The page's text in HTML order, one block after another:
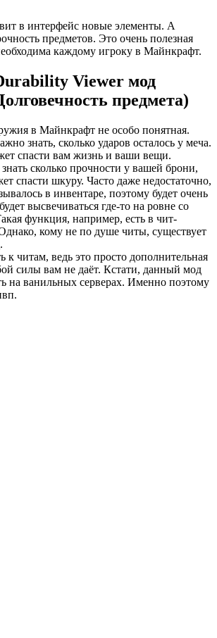
в интерфейс новые элементы. А
предметов. Это очень полезная
каждому игроку в Майнкрафт.
Viewer мод
предмета)
в Майнкрафт не особо понятная.
знать, сколько ударов осталось у меча.
спасти вам жизнь и ваши вещи.
сколько прочности у вашей брони,
спасти шкуру. Часто даже недостаточно,
в инвентаре, поэтому будет очень
высвечиваться где-то на ровне со
функция, например, есть в чит-
кому не по душе читы, существует
к читам, ведь это просто дополнительная
силы вам не даёт. Кстати, данный мод
на ванильных серверах. Именно поэтому